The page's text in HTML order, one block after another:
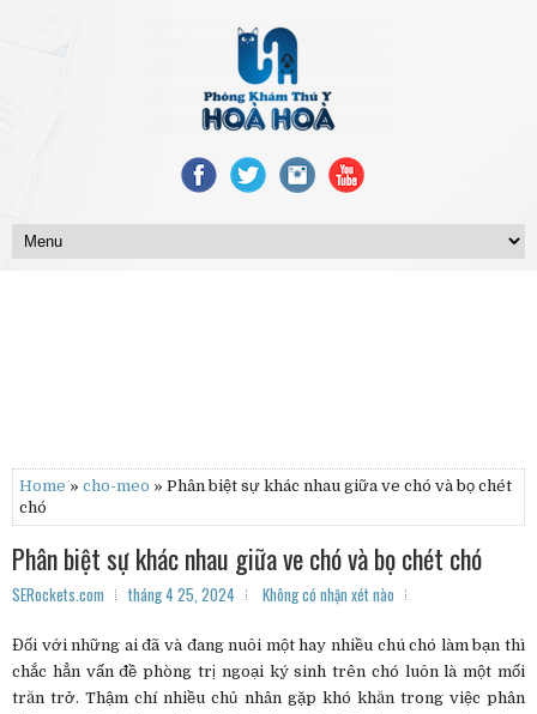
Home » cho-meo » Phân biệt sự khác nhau giữa ve chó và bọ chét
chó
Phân biệt sự khác nhau giữa ve chó và bọ chét chó
SERockets.com tháng 4 25, 2024 Không có nhận xét nào
Đối với những ai đã và đang nuôi một hay nhiều chú chó làm bạn thì
chắc hẳn vấn đề phòng trị ngoại ký sinh trên chó luôn là một mối
trăn trở. Thậm chí nhiều chủ nhân gặp khó khăn trong việc phân